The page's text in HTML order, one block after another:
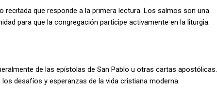
que responde a la primera lectura. Los salmos son una
para que la congregación participe activamente en la liturgia.
de las epístolas de San Pablo u otras cartas apostólicas.
desafíos y esperanzas de la vida cristiana moderna.